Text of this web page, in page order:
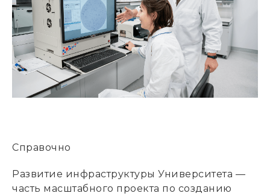
Справочно
Развитие инфраструктуры Университета —
часть масштабного проекта по созданию